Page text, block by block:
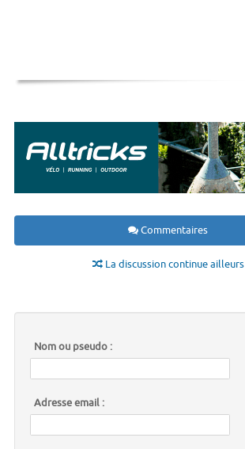
Commentaires
La discussion continue ailleurs
Nom ou pseudo :
Adresse email :